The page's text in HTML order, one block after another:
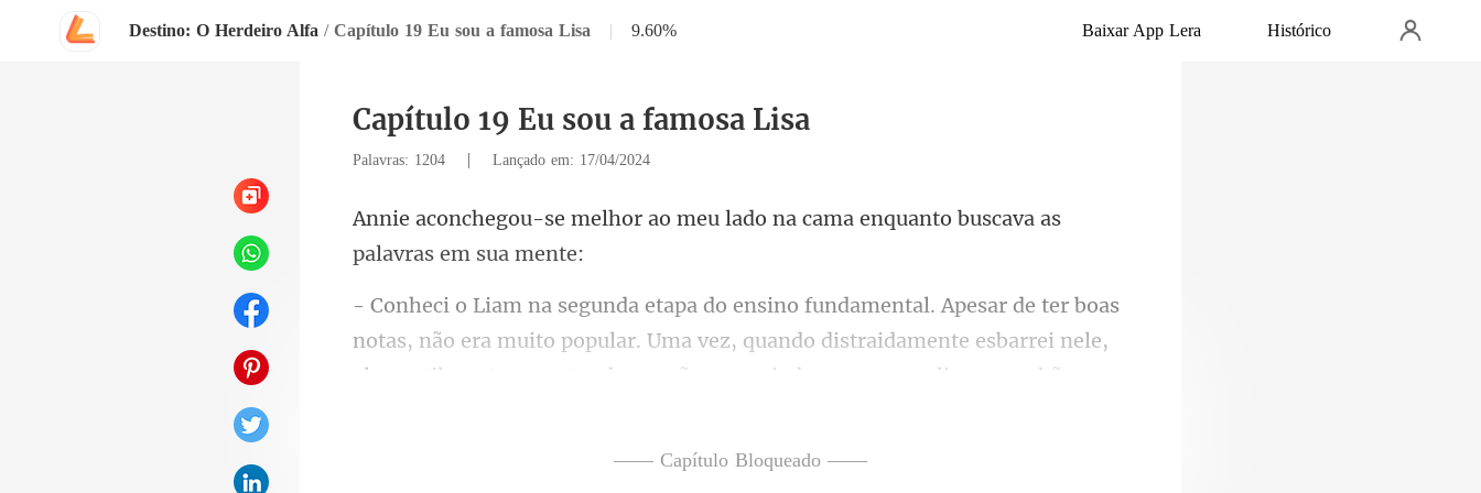
Destino: O Herdeiro Alfa / Capítulo 19 Eu sou a famosa Lisa | 9.60% Baixar App Lera Histórico
Capítulo 19 Eu sou a famosa Lisa
Palavras: 1204 | Lançado em: 17/04/2024
meu lado na cama enquanto bu
era muito popular. Uma vez, quando distraidamente esbarrei nele,
ele gentilmente me e
—— Capítulo Bloqueado ——